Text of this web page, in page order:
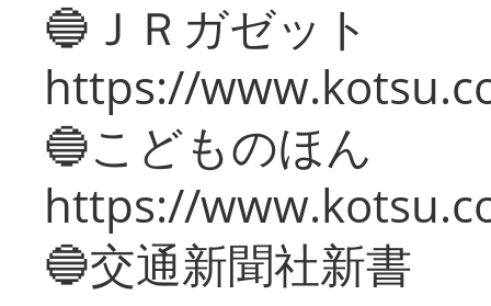
🔵ＪＲガゼット
https://
🔵こどものほん
https://
🔵交通新聞社新書